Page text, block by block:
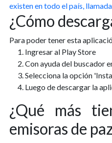
existen en todo el país,
¿Cómo
Para poder tener esta
Ingresar al Play Store
Con ayuda del buscador
Selecciona la opción
Luego de descargar la
¿Qué más
emisoras de